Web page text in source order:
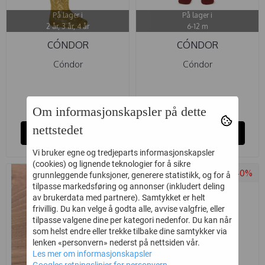
På lager i
2 år, 3 år, 4 år
CÓNDOR
STRØMPEBUKSE MED ...
Cóndor
Kjøp
På lager i
6-12 m
CÓNDOR
STRØMPEBUKSE RIB ...
Cóndor
-40% -40%
Om informasjonskapsler på dette
nettstedet
Vi bruker egne og tredjeparts informasjonskapsler
(cookies) og lignende teknologier for å sikre
grunnleggende funksjoner, generere statistikk, og for å
tilpasse markedsføring og annonser (inkludert deling
av brukerdata med partnere). Samtykket er helt
frivillig. Du kan velge å godta alle, avvise valgfrie, eller
tilpasse valgene dine per kategori nedenfor. Du kan når
som helst endre eller trekke tilbake dine samtykker via
lenken «personvern» nederst på nettsiden vår.
Les mer om informasjonskapsler